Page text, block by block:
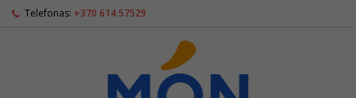
Telefonas: +370 614 57529